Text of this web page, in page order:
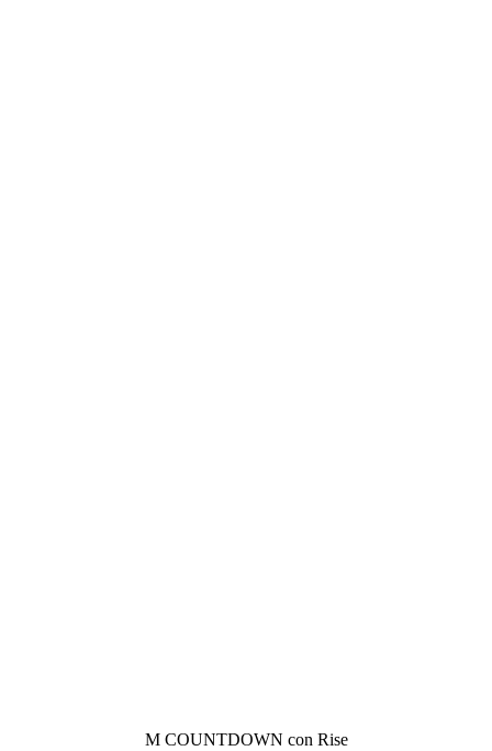
M COUNTDOWN con Rise